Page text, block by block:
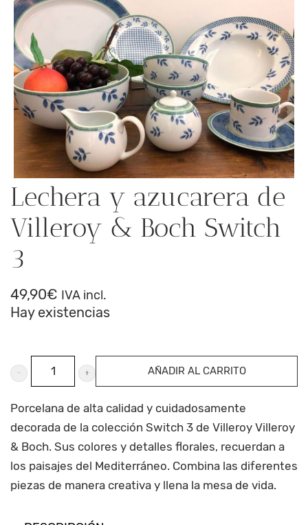
Lechera y azucarera de
Villeroy & Boch Switch
3
49,90€ IVA incl.
Hay existencias
Lechera
y
azucarera
de
Villeroy
&
Boch
AÑADIR AL CARRITO
Porcelana de alta calidad y cuidadosamente
decorada de la colección Switch 3 de Villeroy Villeroy
& Boch. Sus colores y detalles florales, recuerdan a
los paisajes del Mediterráneo. Combina las diferentes
piezas de manera creativa y llena la mesa de vida.